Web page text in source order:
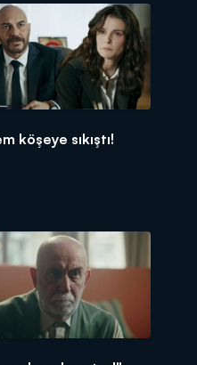
köşeye sıkıştı!